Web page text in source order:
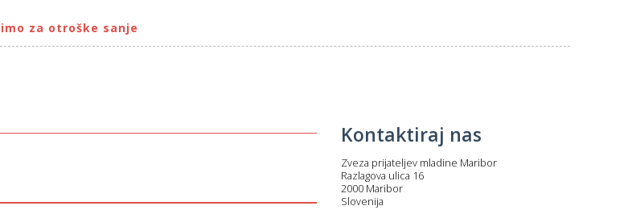
DUM Maribor
VIRC Poreč
Letovanje – VIRC Poreč
Letovanje – DMZ na PohorjuDohodnina – Društvo prijateljev mladine Maribor
Poslanstvo
Prostovoljci
Transparentnost delovanja
DONIRAJ – za pravne osebe
za otroške sanje
Kontaktiraj nas
Zveza prijateljev mladine Maribor
Razlagova ulica 16
2000 Maribor
Slovenija